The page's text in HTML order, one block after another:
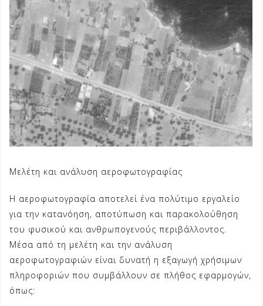
Μελέτη και ανάλυση αεροφωτογραφίας
Η αεροφωτογραφία αποτελεί ένα πολύτιμο εργαλείο
για την κατανόηση, αποτύπωση και παρακολούθηση
του φυσικού και ανθρωπογενούς περιβάλλοντος.
Μέσα από τη μελέτη και την ανάλυση
αεροφωτογραφιών είναι δυνατή η εξαγωγή χρήσιμων
πληροφοριών που συμβάλλουν σε πλήθος εφαρμογών,
όπως: